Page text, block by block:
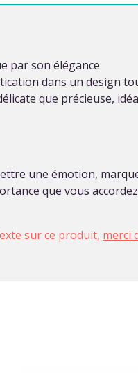
par son élégance
dans un design
que précieuse,
une émotion,
que vous accordez
sur ce produit, merci